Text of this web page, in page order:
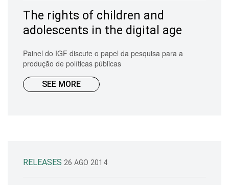
The rights of children and
adolescents in the digital age
Painel do IGF discute o papel da pesquisa para a
produção de políticas públicas
SEE MORE
RELEASES 26 AGO 2014